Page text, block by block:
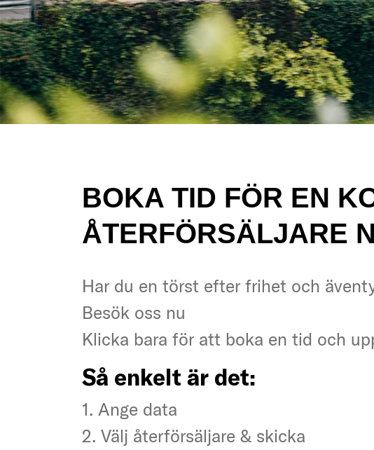
BOKA TID FÖR EN
ÅTERFÖRSÄLJARE
Har du en törst efter frihet och
Besök oss nu
Klicka bara för att boka en tid och
Så enkelt är det:
1. Ange data
2. Välj återförsäljare & skicka
Har du en törst efter frihet och
Besök oss nu
Klicka bara för att boka en tid och
Så enkelt är det:
1. Ange data
2. Välj återförsäljare & skicka